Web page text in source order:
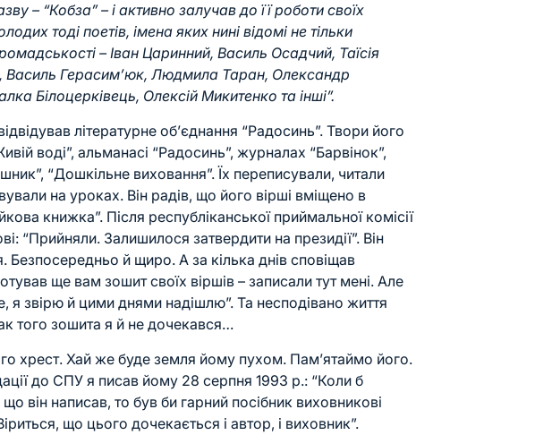
– “Кобза” – і активно залучав до її роботи своїх
тоді поетів, імена яких нині відомі не тільки
– Іван Царинний, Василь Осадчий, Таїсія
Герасим’юк, Людмила Таран, Олександр
Білоцерківець, Олексій Микитенко та інші”.
літературне об’єднання “Радосинь”. Твори його
воді”, альманасі “Радосинь”, журналах “Барвінок”,
“Дошкільне виховання”. Їх переписували, читали
на уроках. Він радів, що його вірші вміщено в
книжка”. Після республіканської приймальної комісії
“Прийняли. Залишилося затвердити на президії”. Він
Безпосередньо й щиро. А за кілька днів сповіщав
ще вам зошит своїх віршів – записали тут мені. Але
я звірю й цими днями надішлю”. Та несподівано життя
того зошита я й не дочекався…
хрест. Хай же буде земля йому пухом. Пам’ятаймо його.
до СПУ я писав йому 28 серпня 1993 р.: “Коли б
він написав, то був би гарний посібник виховникові
що цього дочекається і автор, і виховник”.